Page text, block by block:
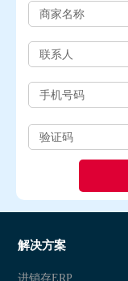
解决方案
进销存ERP